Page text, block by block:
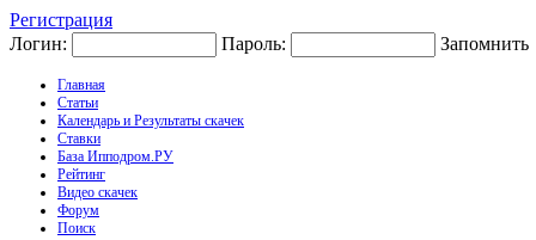
Регистрация
Логин:
Пароль: Запомнить
Главная
Статьи
Календарь и Результаты скачек
Ставки
База Ипподром.РУ
Рейтинг
Видео скачек
Форум
Поиск